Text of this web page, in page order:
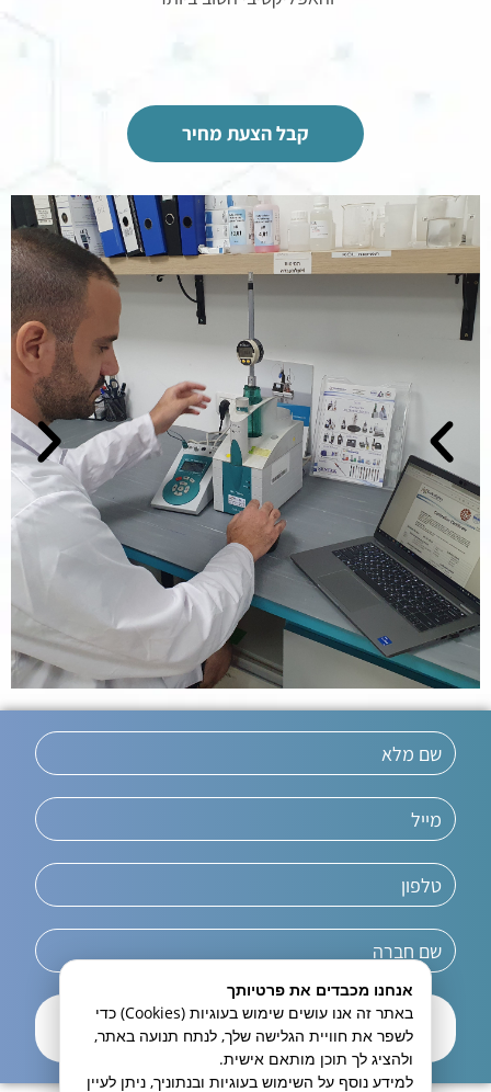
קבל הצעת מחיר
שליחה
אנחנו מכבדים את פרטיותך
באתר זה אנו עושים שימוש בעוגיות (Cookies) כדי
לשפר את חוויית הגלישה שלך, לנתח תנועה באתר,
ולהציג לך תוכן מותאם אישית.
למידע נוסף על השימוש בעוגיות ובנתוניך, ניתן לעיין